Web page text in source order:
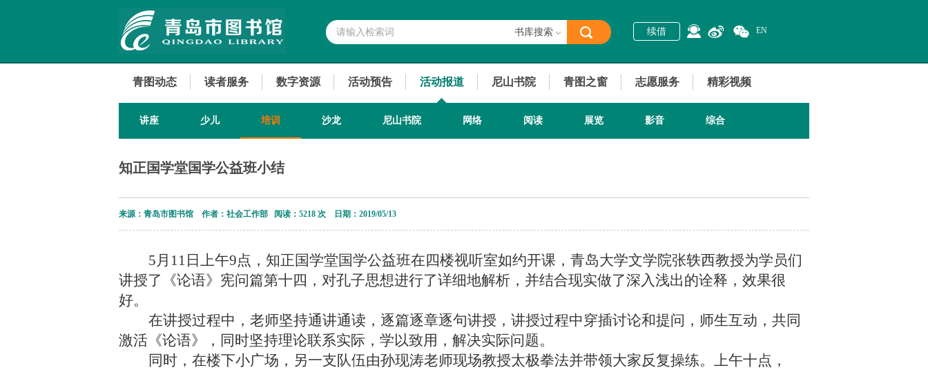
书库搜索 续借 EN
青图动态 读者服务 数字资源 活动预告 活动报道 尼山书院 青图之窗 志愿服务 精彩视频
讲座 少儿 培训 沙龙 尼山书院 网络 阅读 展览 影音 综合
知正国学堂国学公益班小结
来源：青岛市图书馆 作者：社会工作部 阅读： 5218 次 日期：2019/05/13
5月11日上午9点，知正国学堂国学公益班在四楼视听室如约开课，青岛大学文学院张轶西教授为学员们
讲授了《论语》宪问篇第十四，对孔子思想进行了详细地解析，并结合现实做了深入浅出的诠释，效果很
好。
在讲授过程中，老师坚持通讲通读，逐篇逐章逐句讲授，讲授过程中穿插讨论和提问，师生互动，共同
激活《论语》，同时坚持理论联系实际，学以致用，解决实际问题。
同时，在楼下小广场，另一支队伍由孙现涛老师现场教授太极拳法并带领大家反复操练。上午十点，